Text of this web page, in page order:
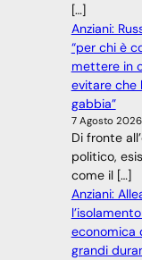
[…]
Anziani:
“per chi è
mettere in
evitare che
gabbia”
7 Agosto 2026
Di fronte
politico,
come il […]
Anziani:
economica
grandi